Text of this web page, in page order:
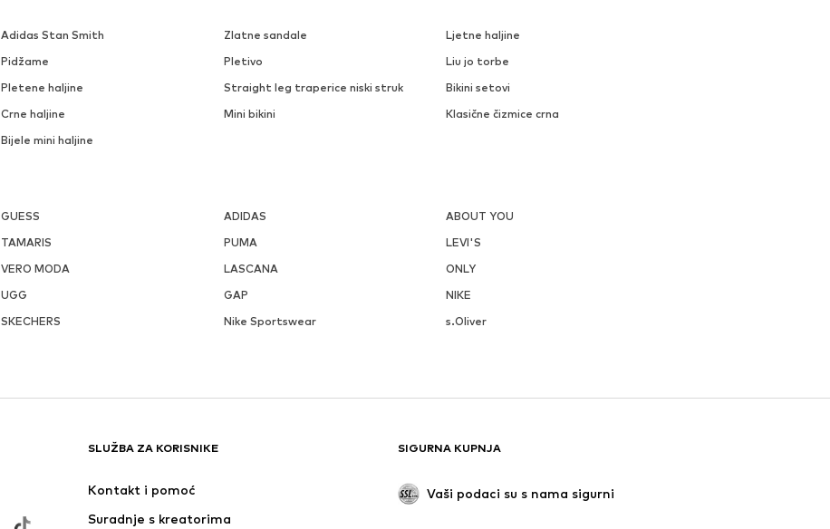
Adidas Stan Smith Zlatne sandale
Ljetne haljine
Pidžame Pletivo
Liu jo torbe
Pletene haljine Straight leg traperice niski struk
Bikini setovi
Crne haljine Mini bikini
Klasične čizmice crna
Bijele mini haljine
GUESS ADIDAS
ABOUT YOU
TAMARIS PUMA
LEVI'S
VERO MODA LASCANA
ONLY
UGG GAP
NIKE
SKECHERS Nike Sportswear s.Oliver
SLUŽBA ZA KORISNIKE
Kontakt i pomoć
Suradnje s kreatorima
SIGURNA KUPNJA
Vaši podaci su s nama sigurni